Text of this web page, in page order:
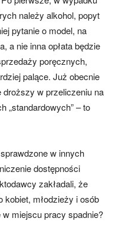
należy alkohol, popyt
pytanie o model, na
a nie inna opłata będzie
poręcznych,
palące. Już obecnie
droższy w przeliczeniu na
„standardowych” – to
w innych
dostępności
zakładali, że
kobiet, młodzieży i osób
miejscu pracy spadnie?